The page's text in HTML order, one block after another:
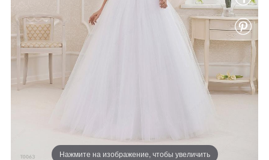
Нажмите на изображение, чтобы увеличить